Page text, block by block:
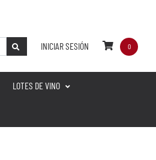
LOTES DE VINO
INICIAR SESIÓN 0